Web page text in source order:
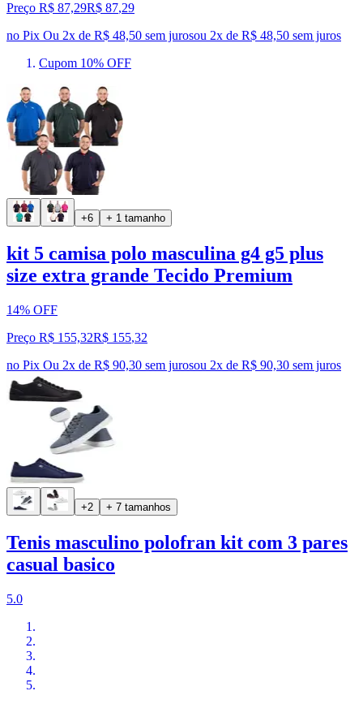
Preço R$ 87,29R$ 87,29
no Pix Ou 2x de R$ 48,50 sem jurosou 2x de R$ 48,50 sem juros
Cupom 10% OFF
+6 + 1 tamanho
kit 5 camisa polo masculina g4 g5 plus
size extra grande Tecido Premium
14% OFF
Preço R$ 155,32R$ 155,32
no Pix Ou 2x de R$ 90,30 sem jurosou 2x de R$ 90,30 sem juros
+2 + 7 tamanhos
Tenis masculino polofran kit com 3 pares
casual basico
5.0